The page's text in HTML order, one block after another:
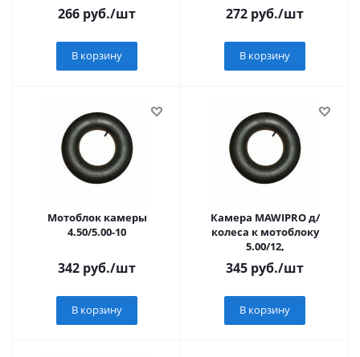
266 руб./шт
В корзину
272 руб./шт
В корзину
Мотоблок камеры
4.50/5.00-10
342 руб./шт
В корзину
Камера MAWIPRO д/
колеса к мотоблоку
5.00/12,
345 руб./шт
В корзину